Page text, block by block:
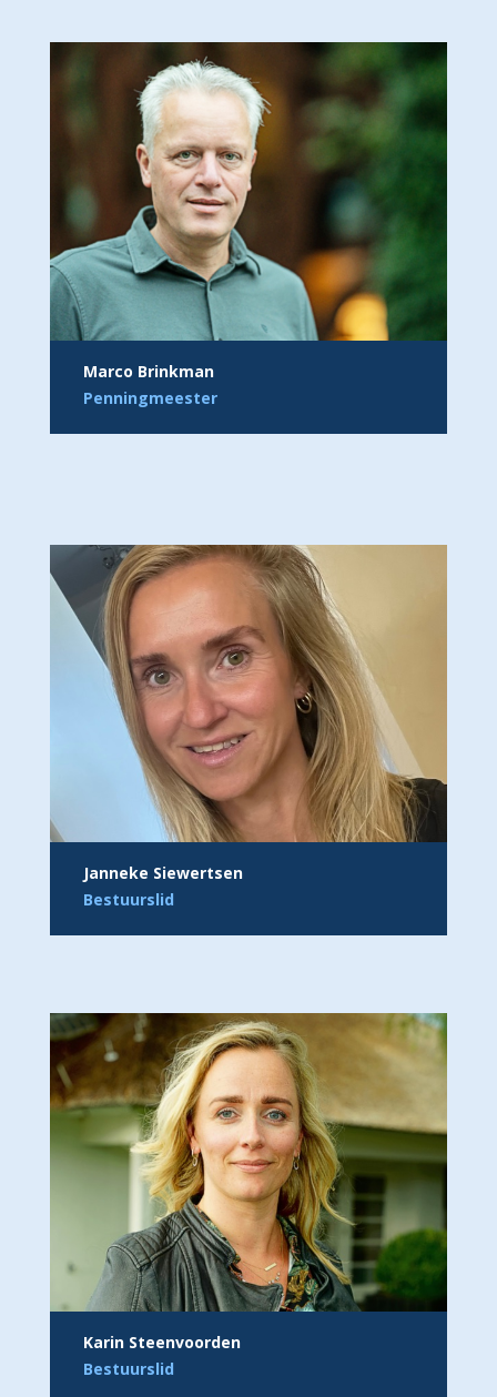
Marco Brinkman
Penningmeester
Janneke Siewertsen
Bestuurslid
Karin Steenvoorden
Bestuurslid